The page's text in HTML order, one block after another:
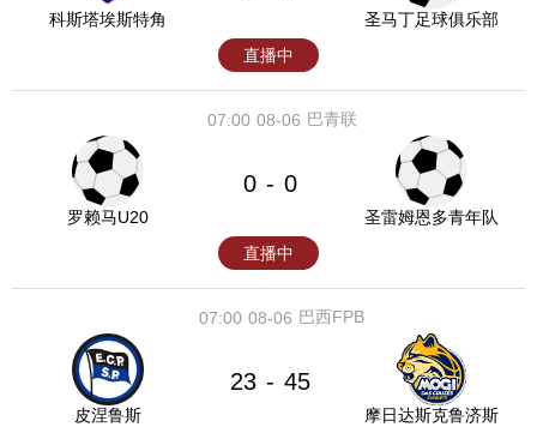
科斯塔埃斯特角
圣马丁足球俱乐部
直播中
08-06
07:00 巴青联
罗赖马U20
0 - 0
圣雷姆恩多青年队
直播中
08-06
07:00 巴西FPB
皮涅鲁斯
23 - 45
摩日达斯克鲁济斯